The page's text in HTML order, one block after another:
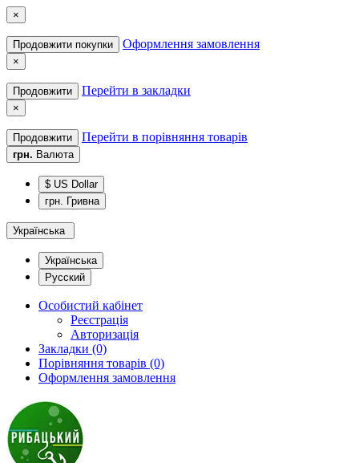
×
Продовжити покупки Оформлення замовлення
×
Продовжити Перейти в закладки
×
Продовжити Перейти в порівняння товарів
грн. Валюта
$ US Dollar
грн. Гривна
Українська
Українська
Русский
Особистий кабінет
Реєстрація
Авторизація
Закладки (0)
Порівняння товарів (0)
Оформлення замовлення